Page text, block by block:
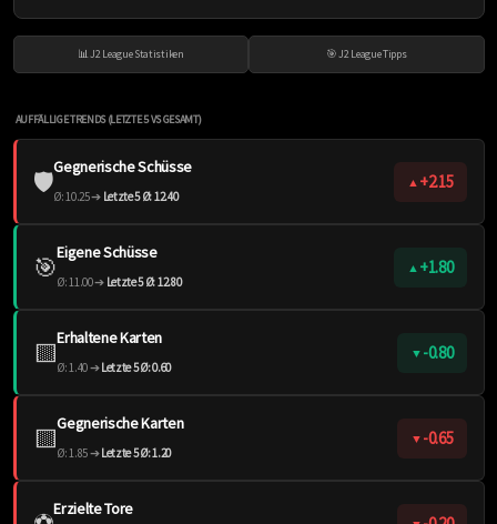
📊 J2 League Statistiken 🎯 J2 League Tipps
AUFFÄLLIGE TRENDS (LETZTE 5 VS GESAMT)
🛡️Gegnerische Schüsse
Ø: 10.25 ➔ Letzte 5 Ø: 12.40
▲ +2.15
🎯Eigene Schüsse
Ø: 11.00 ➔ Letzte 5 Ø: 12.80
▲ +1.80
🟨Erhaltene Karten
Ø: 1.40 ➔Letzte 5 Ø: 0.60
▼ -0.80
🟨Gegnerische Karten
Ø: 1.85 ➔Letzte 5 Ø: 1.20
▼ -0.65
Erzielte Tore